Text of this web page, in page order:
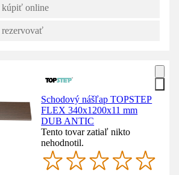
kúpiť online
Schodový nášľap TOPSTEP
FLEX 340x1200x11 mm
DUB ANTIC
Tento tovar zatiaľ nikto
nehodnotil.